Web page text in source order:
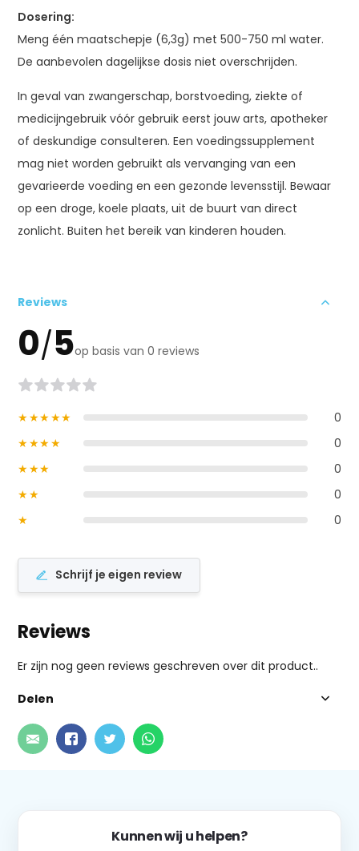
Dosering:
Meng één maatschepje (6,3g) met 500-750 ml water.
De aanbevolen dagelijkse dosis niet overschrijden.
In geval van zwangerschap, borstvoeding, ziekte of
medicijngebruik vóór gebruik eerst jouw arts, apotheker
of deskundige consulteren. Een voedingssupplement
mag niet worden gebruikt als vervanging van een
gevarieerde voeding en een gezonde levensstijl. Bewaar
op een droge, koele plaats, uit de buurt van direct
zonlicht. Buiten het bereik van kinderen houden.
Reviews
0/5op basis van 0 reviews
★★★★★
0
★★★★
0
★★★
0
★★
0
★
0
Schrijf je eigen review
Reviews
Er zijn nog geen reviews geschreven over dit product..
Delen
Kunnen wij u helpen?